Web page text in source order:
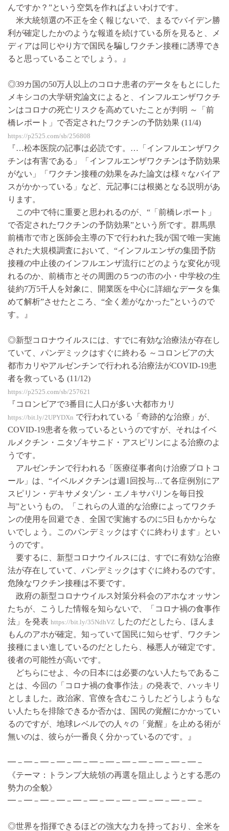
んですか？”という空気を作ればよいわけです。
米大統領選の不正を全く報じないで、まるでバイデン勝
利が確定したかのような報道を続けている所を見ると、メ
ディアは同じやり方で国民を騙しワクチン接種に誘導でき
ると思っていることでしょう。』
◎39カ国の50万人以上のコロナ患者のデータをもとにした
メキシコの大学研究論文によると、インフルエンザワクチ
ンはコロナの死亡リスクを高めていたことが判明 ～「前
橋レポート」で否定されたワクチンの予防効果 (11/4)
https://p2525.com/sb/256808
『…松本医院の記事は必読です。…「インフルエンザワク
チンは有害である」「インフルエンザワクチンは予防効果
がない」「ワクチン接種の効果をみた論文は様々なバイア
スがかかっている」など、元記事には根拠となる説明があ
ります。
この中で特に重要と思われるのが、“「前橋レポート」
で否定されたワクチンの予防効果”という所です。群馬県
前橋市で市と医師会主導の下で行われた我が国で唯一実施
された大規模調査において、“インフルエンザの集団予防
接種の中止後のインフルエンザ流行にどのような変化が現
れるのか、前橋市とその周囲の５つの市の小・中学校の生
徒約7万5千人を対象に、開業医を中心に詳細なデータを集
めて解析”させたところ、“全く差がなかった”というので
す。』
◎新型コロナウイルスには、すでに有効な治療法が存在し
ていて、パンデミックはすぐに終わる ～コロンビアの大
都市カリやアルゼンチンで行われる治療法がCOVID-19患
者を救っている (11/12)
https://p2525.com/sb/257621
『コロンビアで3番目に人口が多い大都市カリ
https://bit.ly/2UPYDXn で行われている「奇跡的な治療」が、
COVID-19患者を救っているというのですが、それはイベ
ルメクチン・ニタゾキサニド・アスピリンによる治療のよ
うです。
アルゼンチンで行われる「医療従事者向け治療プロトコ
ール」は、“イベルメクチンは週1回投与…て各症例別にア
スピリン・デキサメタゾン・エノキサパリンを毎日投
与”というもの。「これらの人道的な治療によってワクチ
ンの使用を回避でき、全国で実施するのに5日もかからな
いでしょう。このパンデミックはすぐに終わります」とい
うのです。
要するに、新型コロナウイルスには、すでに有効な治療
法が存在していて、パンデミックはすぐに終わるのです。
危険なワクチン接種は不要です。
政府の新型コロナウイルス対策分科会のアホなオッサン
たちが、こうした情報を知らないで、「コロナ禍の食事作
法」を発表 https://bit.ly/35NdhVZ したのだとしたら、ほんま
もんのアホが確定。知っていて国民に知らせず、ワクチン
接種にまい進しているのだとしたら、極悪人が確定です。
後者の可能性が高いです。
どちらにせよ、今の日本には必要のない人たちであるこ
とは、今回の「コロナ禍の食事作法」の発表で、ハッキリ
としました。政治家、官僚を含むこうしたどうしようもな
い人たちを排除できるか否かは、国民の覚醒にかかってい
るのですが、地球レベルでの人々の「覚醒」を止める術が
無いのは、彼らが一番良く分かっているのです。』
━－━－━－━－━－━－━－━－━－━－━－━－
《テーマ：トランプ大統領の再選を阻止しようとする悪の
勢力の全貌》
━－━－━－━－━－━－━－━－━－━－━－━－
◎世界を指揮できるほどの強大な力を持っており、全米を